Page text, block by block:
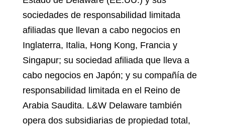
sociedades de responsabilidad limitada
afiliadas que llevan a cabo negocios en
Inglaterra, Italia, Hong Kong, Francia y
Singapur; su sociedad afiliada que lleva a
cabo negocios en Japón; y su compañía de
responsabilidad limitada en el Reino de
Arabia Saudita. L&W Delaware también
opera dos subsidiarias de propiedad total,